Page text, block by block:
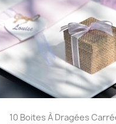
10 Boites À Dragées